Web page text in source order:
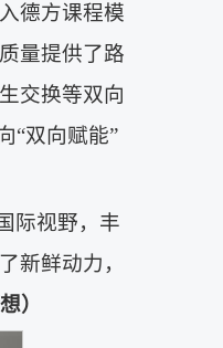
德方课程模
量提供了路
交换等双向
“双向赋能”
际视野，丰
新鲜动力，
）